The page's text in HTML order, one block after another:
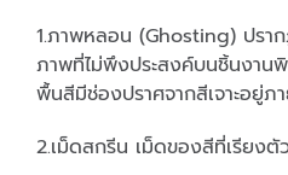
1.ภาพหลอน (Ghosting) ปรา
ภาพที่ไม่พึงประสงค์บนชิ้นงาน
พื้นสีมีช่องปราศจากสีเจาะอยู่ภา
2.เม็ดสกรีน เม็ดของสีที่เรียง